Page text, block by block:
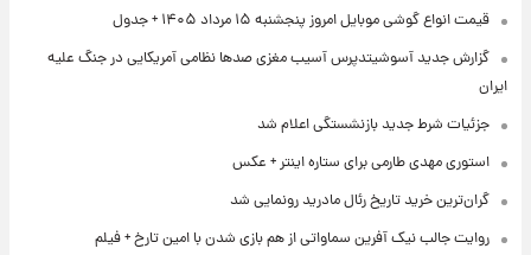
قیمت انواع گوشی موبایل امروز پنجشنبه ۱۵ مرداد ۱۴۰۵ + جدول
گزارش جدید آسوشیتدپرس آسیب مغزی صدها نظامی آمریکایی در جنگ علیه
ایران
جزئیات شرط جدید بازنشستگی اعلام شد
استوری مهدی طارمی برای ستاره اینتر + عکس
گران‌ترین خرید تاریخ رئال مادرید رونمایی شد
روایت جالب نیک آفرین سماواتی از هم بازی شدن با امین تارخ + فیلم